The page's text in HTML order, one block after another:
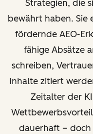
Strategien, die
bewährt haben. Sie
fördernde AEO-
fähige Absätze
schreiben,
Inhalte zitiert
Zeitalter der
dauerhaft – doch